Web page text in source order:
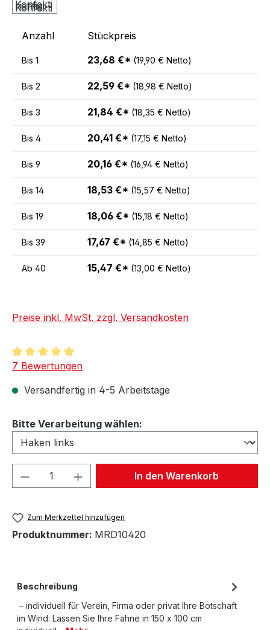
Anzahl Stückpreis
Bis 1 23,68 €* (19,90 € Netto)
Bis 2 22,59 €* (18,98 € Netto)
Bis 3 21,84 €* (18,35 € Netto)
Bis 4 20,41 €* (17,15 € Netto)
Bis 9 20,16 €* (16,94 € Netto)
Bis 14 18,53 €* (15,57 € Netto)
Bis 19 18,06 €* (15,18 € Netto)
Bis 39 17,67 €* (14,85 € Netto)
Ab 40 15,47 €* (13,00 € Netto)
Preise inkl. MwSt. zzgl. Versandkosten
Durchschnittliche Bewertung von 4.93 von 5 Sternen
7 Bewertungen
Versandfertig in 4-5 Arbeitstage
Bitte Verarbeitung wählen:
Produkt Anzahl: Gib denIn den Warenkorb
Zum Merkzettel hinzufügen
Produktnummer: MRD10420
Beschreibung
– individuell für Verein, Firma oder privat Ihre Botschaft
im Wind: Lassen Sie Ihre Fahne in 150 x 100 cm